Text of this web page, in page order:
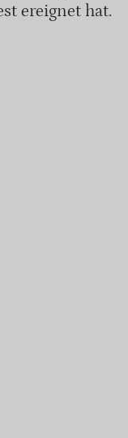
ereignet hat.